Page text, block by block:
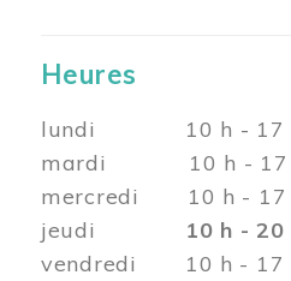
Heures
lundi 10 h - 17
mardi 10 h - 17
mercredi 10 h - 17
jeudi 10 h - 20
vendredi 10 h - 17